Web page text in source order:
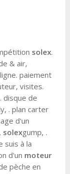
solex.
& air,
paiement
visites.
disque de
. plan carter
d'un
solexgump, .
suis à la
d'un moteur
pèche en